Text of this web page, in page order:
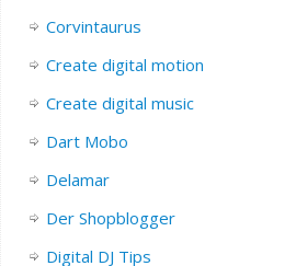
Corvintaurus
Create digital motion
Create digital music
Dart Mobo
Delamar
Der Shopblogger
Digital DJ Tips